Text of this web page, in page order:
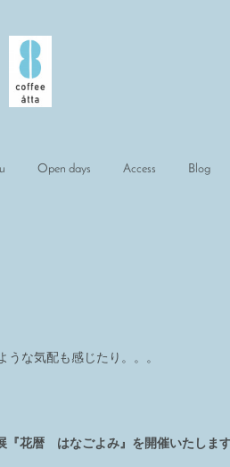
Open days Access Blog
な気配も感じたり。。。
『花暦 はなごよみ』を開催いたします